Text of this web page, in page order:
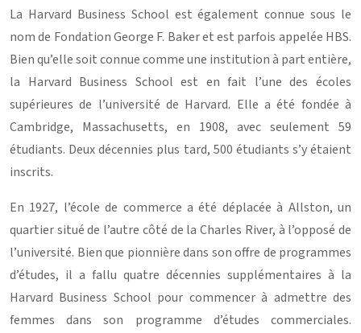
La Harvard Business School est également connue sous le
nom de Fondation George F. Baker et est parfois appelée HBS.
Bien qu’elle soit connue comme une institution à part entière,
la Harvard Business School est en fait l’une des écoles
supérieures de l’université de Harvard. Elle a été fondée à
Cambridge, Massachusetts, en 1908, avec seulement 59
étudiants. Deux décennies plus tard, 500 étudiants s’y étaient
inscrits.
En 1927, l’école de commerce a été déplacée à Allston, un
quartier situé de l’autre côté de la Charles River, à l’opposé de
l’université. Bien que pionnière dans son offre de programmes
d’études, il a fallu quatre décennies supplémentaires à la
Harvard Business School pour commencer à admettre des
femmes dans son programme d’études commerciales.